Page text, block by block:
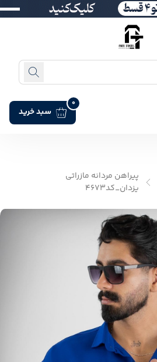
سبد خرید
0
پیراهن مردانه مازراتی
یزدان_کد4673